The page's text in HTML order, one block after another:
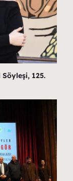
125.